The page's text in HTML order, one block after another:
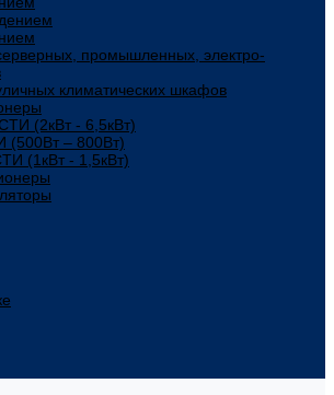
промышленных, электро-
климатических шкафов
(2кВт - 6,5кВт)
– 800Вт)
(1кВт - 1,5кВт)